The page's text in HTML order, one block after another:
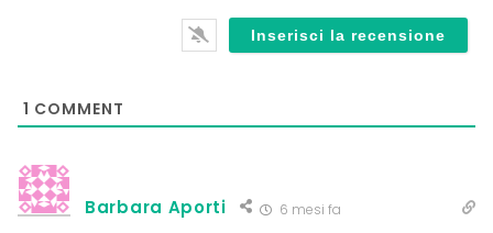
1 COMMENT
Barbara Aporti 6 mesi fa